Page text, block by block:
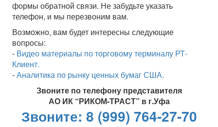
формы обратной связи. Не забудьте указать
телефон, и мы перезвоним вам.
Возможно, вам будет интересны следующие
вопросы:
- Видео материалы по торговому терминалу РТ-
Клиент.
-Аналитика по рынку ценных бумаг США.
Звоните по телефону представителя
АО ИК “РИКОМ-ТРАСТ” в г.Уфа
Звоните: 8 (999) 764-27-70